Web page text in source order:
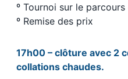
º Tournoi sur le
º Remise des prix
17h00 – clôture avec 2
collations chaudes.